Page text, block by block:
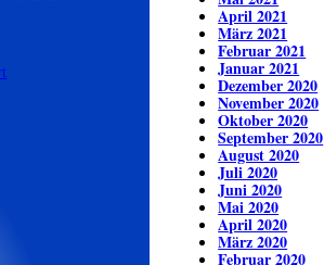
April 2021
März 2021
Februar 2021
Januar 2021
Dezember 2020
November 2020
Oktober 2020
September 2020
August 2020
Juli 2020
Juni 2020
Mai 2020
April 2020
März 2020
Februar 2020